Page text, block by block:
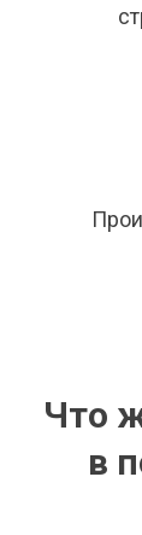
Что
в